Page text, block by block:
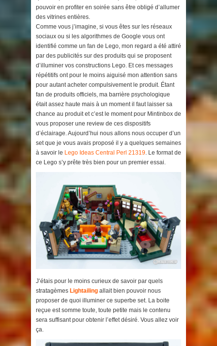
pouvoir en profiter en soirée sans être obligé d’allumer
des vitrines entières.
Comme vous j’imagine, si vous êtes sur les réseaux
sociaux ou si les algorithmes de Google vous ont
identifié comme un fan de Lego, mon regard a été attiré
par des publicités sur des produits qui se proposent
d’illuminer vos constructions Lego. Et ces messages
répétitifs ont pour le moins aiguisé mon attention sans
pour autant acheter compulsivement le produit. Étant
fan de produits officiels, ma barrière psychologique
était assez haute mais à un moment il faut laisser sa
chance au produit et c’est le moment pour Mintinbox de
vous proposer une review de ces dispositifs
d’éclairage. Aujourd’hui nous allons nous occuper d’un
set que je vous avais proposé il y a quelques semaines
à savoir le Lego Ideas Central Perl 21319. Le format de
ce Lego s’y prête très bien pour un premier essai.
J’étais pour le moins curieux de savoir par quels
stratagèmes Lightailing allait bien pouvoir nous
proposer de quoi illuminer ce superbe set. La boite
reçue est somme toute, toute petite mais le contenu
sera suffisant pour obtenir l’effet désiré. Vous allez voir
ça.